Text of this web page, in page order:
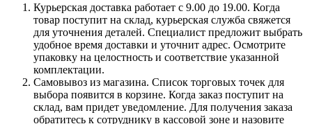
Курьерская доставка работает с 9.00 до 19.00. Когда
товар поступит на склад, курьерская служба свяжется
для уточнения деталей. Специалист предложит выбрать
удобное время доставки и уточнит адрес. Осмотрите
упаковку на целостность и соответствие указанной
комплектации.
Самовывоз из магазина. Список торговых точек для
выбора появится в корзине. Когда заказ поступит на
склад, вам придет уведомление. Для получения заказа
обратитесь к сотруднику в кассовой зоне и назовите